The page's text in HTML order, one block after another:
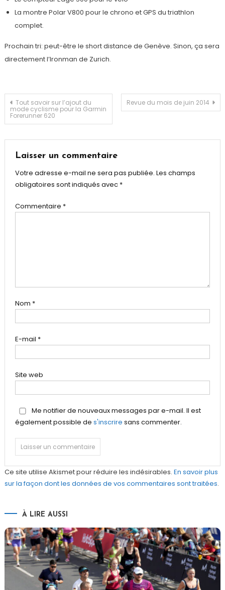
La montre Polar V800 pour le chrono et GPS du triathlon
complet.
Prochain tri: peut-être le short distance de Genève. Sinon, ça sera
directement l’Ironman de Zurich.
Navigation
de
l’article
Tout savoir sur l’ajout du
mode cyclisme pour la Garmin
Forerunner 620
Revue du mois de juin 2014
Laisser un commentaire
Votre adresse e-mail ne sera pas publiée. Les champs
obligatoires sont indiqués avec *
Commentaire *
Nom *
E-mail *
Site web
Me notifier de nouveaux messages par e-mail. Il est
également possible de s'inscrire sans commenter.
Ce site utilise Akismet pour réduire les indésirables. En savoir plus
sur la façon dont les données de vos commentaires sont traitées.
À LIRE AUSSI